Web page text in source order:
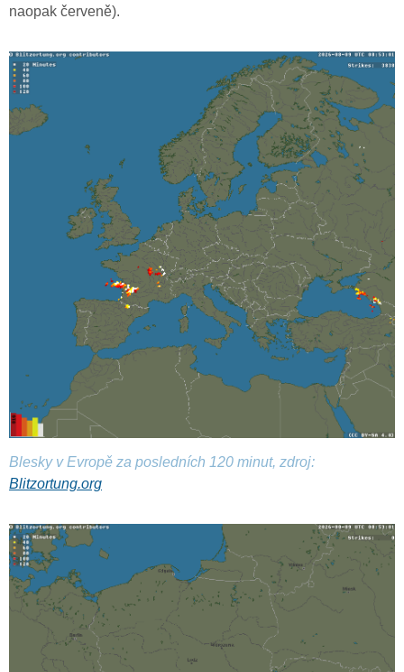
naopak červeně).
Blesky v Evropě za posledních 120 minut, zdroj:
Blitzortung.org